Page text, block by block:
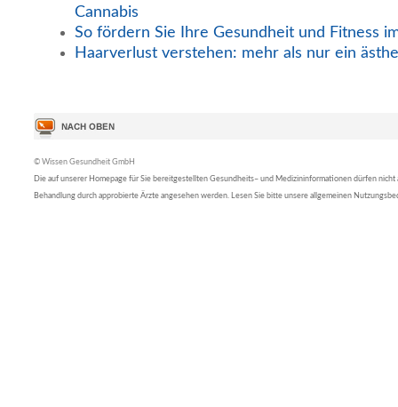
Cannabis
So fördern Sie Ihre Gesundheit und Fitness
Haarverlust verstehen: mehr als nur ein
© Wissen Gesundheit GmbH
Die auf unserer Homepage für Sie bereitgestellten Gesundheits– und Medizininformationen dürfen nicht
Behandlung durch approbierte Ärzte angesehen werden. Lesen Sie bitte unsere allgemeinen